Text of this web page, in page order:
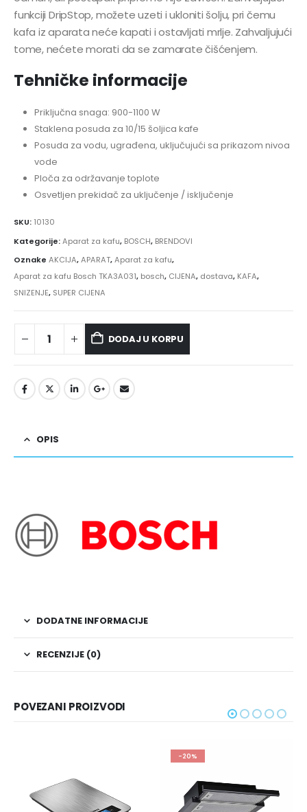
funkciji DripStop, možete uzeti i ukloniti šolju, pri čemu
kafa iz aparata neće kapati i ostavljati mrlje. Zahvaljujući
tome, nećete morati da se zamarate čišćenjem.
Tehničke informacije
Priključna snaga: 900-1100 W
Staklena posuda za 10/15 šoljica kafe
Posuda za vodu, ugrađena, uključujući sa prikazom nivoa
vode
Ploča za održavanje toplote
Osvetljen prekidač za uključenje / isključenje
SKU: 10130
Kategorije:Aparat za kafu, BOSCH, BRENDOVI
Oznake AKCIJA,APARAT,Aparat za kafu,
Aparat za kafu Bosch TKA3A031, bosch, CIJENA, dostava, KAFA,
SNIZENJE, SUPER CIJENA
DODAJ U KORPU
OPIS
DODATNE INFORMACIJE
RECENZIJE (0)
POVEZANI PROIZVODI